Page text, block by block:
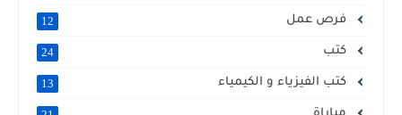
فرص عمل 12
كتب 24
كتب الفيزياء و الكيمياء 13